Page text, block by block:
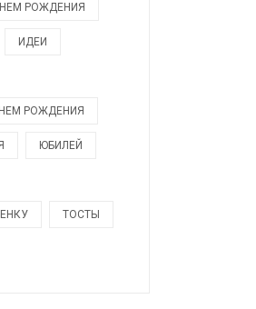
РОЖДЕНИЯ
ИДЕИ
РОЖДЕНИЯ
ЮБИЛЕЙ
ТОСТЫ